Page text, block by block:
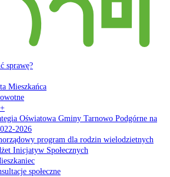
sprawę?
Mieszkańca
Oświatowa Gminy Tarnowo Podgórne na
2026
program dla rodzin wielodzietnych
Inicjatyw Społecznych
społeczne